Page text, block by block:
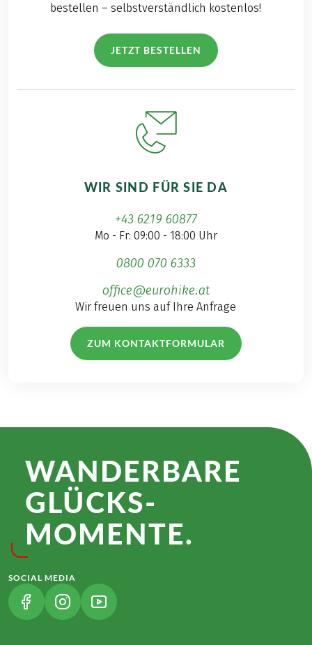
bestellen – selbstverständlich kostenlos!
JETZT BESTELLEN
WIR SIND FÜR SIE DA
+43 6219 60877
Mo - Fr: 09:00 - 18:00 Uhr
0800 070 6333
office@eurohike.at
Wir freuen uns auf Ihre Anfrage
ZUM KONTAKTFORMULAR
WANDER­BARE
GLÜCKS­
MOMENTE.
SOCIAL MEDIA
(LINK ÖFFNET IN NEUEM TAB)
(LINK ÖFFNET IN NEUEM TAB)
(LINK ÖFFNET IN NEUEM TAB)